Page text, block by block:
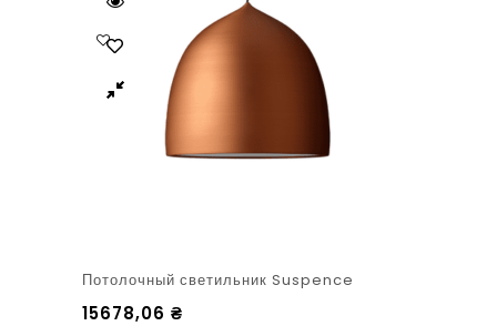
Потолочный светильник Suspence
15678,06 ₴